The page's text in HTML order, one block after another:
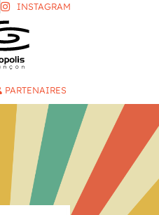
INSTAGRAM
PARTENAIRES